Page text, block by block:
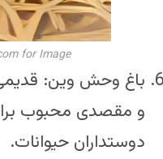
for Image
باغ وحش وین:
و مقصدی محبوب
دوستداران حیوانات.